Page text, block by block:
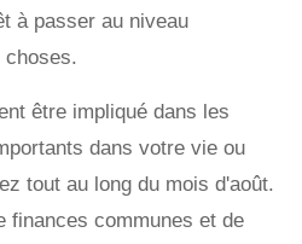
à passer au niveau
choses.
être impliqué dans les
dans votre vie ou
tout au long du mois d'août.
finances communes et de